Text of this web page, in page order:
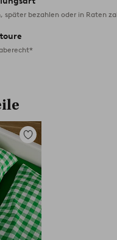
später bezahlen oder in Raten
Zu
Favoriten
hinzufügen